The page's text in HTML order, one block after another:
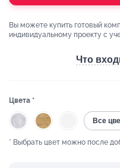
Вы можете купить готовый
индивидуальному проекту с
Что
Цвета *
Все
* Выбрать цвет можно после